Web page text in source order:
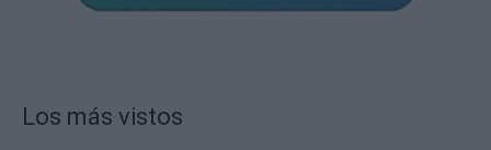
Los más vistos